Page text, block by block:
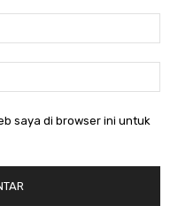
saya di browser ini untuk